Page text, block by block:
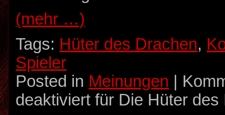
(mehr …)
Tags: Hüter des Drachen,
Spieler
Posted in Meinungen
deaktiviert für Die Hüter des